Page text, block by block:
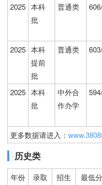
2025 本科
批
普通类
2025 本科
提前
批
普通类
2025 本科
批
中外合
作办学
更多数据请进入：
历史类
年份
录取
招生
最低